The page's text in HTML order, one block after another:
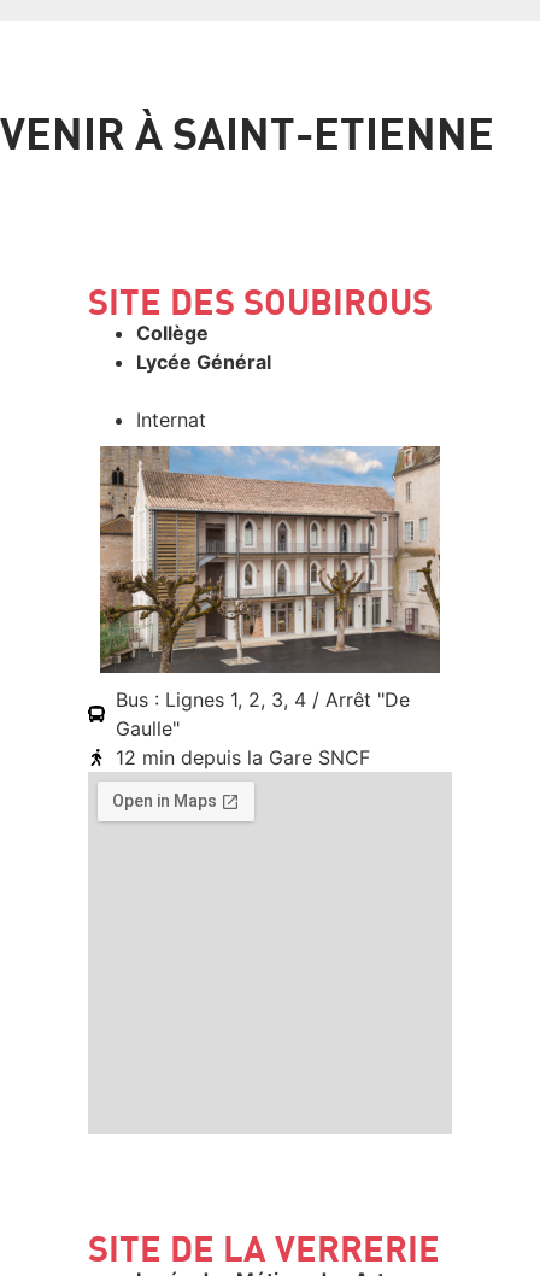
VENIR À SAINT-ETIENNE
SITE DES SOUBIROUS
Collège
Lycée Général
Internat
Bus : Lignes 1, 2, 3, 4 / Arrêt "De
Gaulle"
12 min depuis la Gare SNCF
SITE DE LA VERRERIE